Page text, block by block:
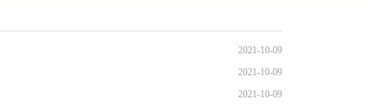
2021-10-09
2021-10-09
2021-10-09